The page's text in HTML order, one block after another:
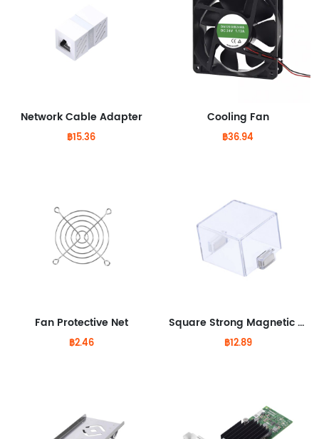
Network Cable Adapter
฿15.36
Cooling Fan
฿36.94
Fan Protective Net
฿2.46
Square Strong Magnetic Protective Cover
฿12.89